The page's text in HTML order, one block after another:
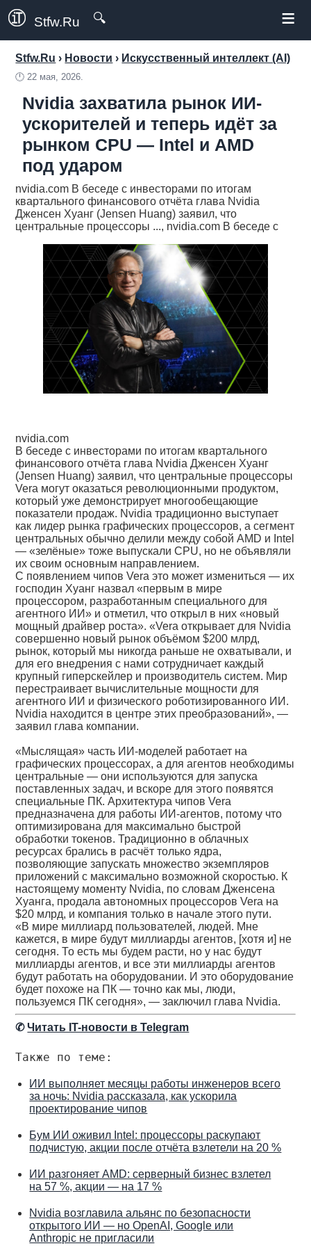
Stfw.Ru 🔍 ≡
Stfw.Ru › Новости › Искусственный интеллект (AI)
🕛22 мая, 2026.
Nvidia захватила рынок ИИ-
ускорителей и теперь идёт за
рынком CPU — Intel и AMD
под ударом
nvidia.com В беседе с инвесторами по итогам
квартального финансового отчёта глава Nvidia
Дженсен Хуанг (Jensen Huang) заявил, что
центральные процессоры ..., nvidia.com В беседе с
nvidia.com
В беседе с инвесторами по итогам квартального
финансового отчёта глава Nvidia Дженсен Хуанг
(Jensen Huang) заявил, что центральные процессоры
Vera могут оказаться революционными продуктом,
который уже демонстрирует многообещающие
показатели продаж. Nvidia традиционно выступает
как лидер рынка графических процессоров, а сегмент
центральных обычно делили между собой AMD и Intel
— «зелёные» тоже выпускали CPU, но не объявляли
их своим основным направлением.
С появлением чипов Vera это может измениться — их
господин Хуанг назвал «первым в мире
процессором, разработанным специального для
агентного ИИ» и отметил, что открыл в них «новый
мощный драйвер роста». «Vera открывает для Nvidia
совершенно новый рынок объёмом $200 млрд,
рынок, который мы никогда раньше не охватывали, и
для его внедрения с нами сотрудничает каждый
крупный гиперскейлер и производитель систем. Мир
перестраивает вычислительные мощности для
агентного ИИ и физического роботизированного ИИ.
Nvidia находится в центре этих преобразований», —
заявил глава компании.
«Мыслящая» часть ИИ-моделей работает на
графических процессорах, а для агентов необходимы
центральные — они используются для запуска
поставленных задач, и вскоре для этого появятся
специальные ПК. Архитектура чипов Vera
предназначена для работы ИИ-агентов, потому что
оптимизирована для максимально быстрой
обработки токенов. Традиционно в облачных
ресурсах брались в расчёт только ядра,
позволяющие запускать множество экземпляров
приложений с максимально возможной скоростью. К
настоящему моменту Nvidia, по словам Дженсена
Хуанга, продала автономных процессоров Vera на
$20 млрд, и компания только в начале этого пути.
«В мире миллиард пользователей, людей. Мне
кажется, в мире будут миллиарды агентов, [хотя и] не
сегодня. То есть мы будем расти, но у нас будут
миллиарды агентов, и все эти миллиарды агентов
будут работать на оборудовании. И это оборудование
будет похоже на ПК — точно как мы, люди,
пользуемся ПК сегодня», — заключил глава Nvidia.
✆Читать IT-новости в Telegram
Также по теме:
ИИ выполняет месяцы работы инженеров всего
за ночь: Nvidia рассказала, как ускорила
проектирование чипов
Бум ИИ оживил Intel: процессоры раскупают
подчистую, акции после отчёта взлетели на 20 %
ИИ разгоняет AMD: серверный бизнес взлетел
на 57 %, акции — на 17 %
Nvidia возглавила альянс по безопасности
открытого ИИ — но OpenAI, Google или
Anthropic не пригласили